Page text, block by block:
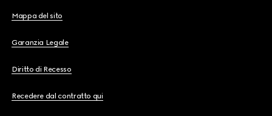
Mappa del sito
Garanzia Legale
Diritto di Recesso
Recedere dal contratto qui